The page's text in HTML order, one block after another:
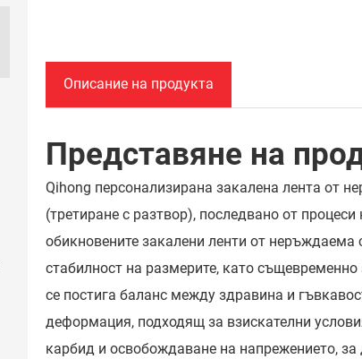
Описание на продукта
Представяне на
Qihong персонализирана закалена лента от
(третиране с разтвор), последвано от
обикновените закалени ленти от неръждаема
стабилност на размерите, като
се постига баланс между здравина и
деформация, подходящ за взискателни
карбид и освобождаване на напрежението,